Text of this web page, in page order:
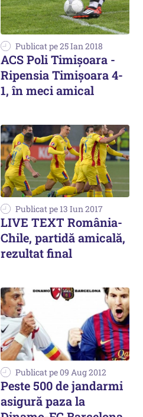
Publicat pe 25 Ian 2018
ACS Poli Timişoara -
Ripensia Timişoara 4-
1, în meci amical
Publicat pe 13 Iun 2017
LIVE TEXT România-
Chile, partidă amicală,
rezultat final
Publicat pe 09 Aug 2012
Peste 500 de jandarmi
asigură paza la